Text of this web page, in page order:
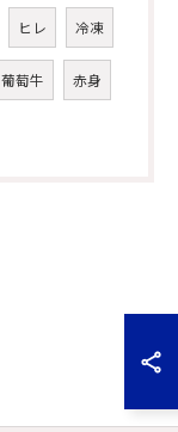
ヒレ 冷凍
葡萄牛 赤身